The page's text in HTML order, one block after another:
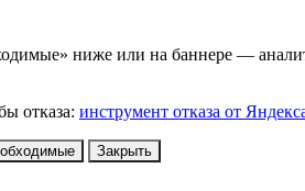
ниже или на баннере —
отказа: инструмент отказа от
Закрыть